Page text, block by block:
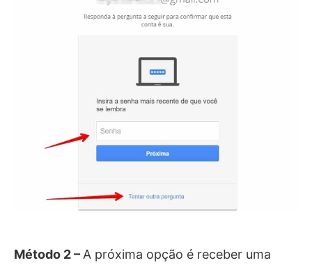
Método 2 – A próxima opção é receber uma